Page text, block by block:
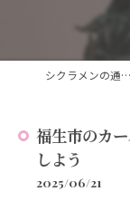
シクラメンの通販なら福花園
福生市のカ
しよう
2025/06/21